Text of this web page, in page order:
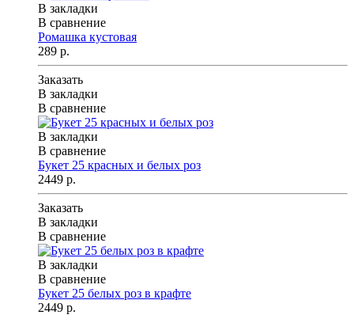
В закладки
В сравнение
Ромашка кустовая
289 р.
Заказать
В закладки
В сравнение
В закладки
В сравнение
Букет 25 красных и белых роз
2449 р.
Заказать
В закладки
В сравнение
В закладки
В сравнение
Букет 25 белых роз в крафте
2449 р.